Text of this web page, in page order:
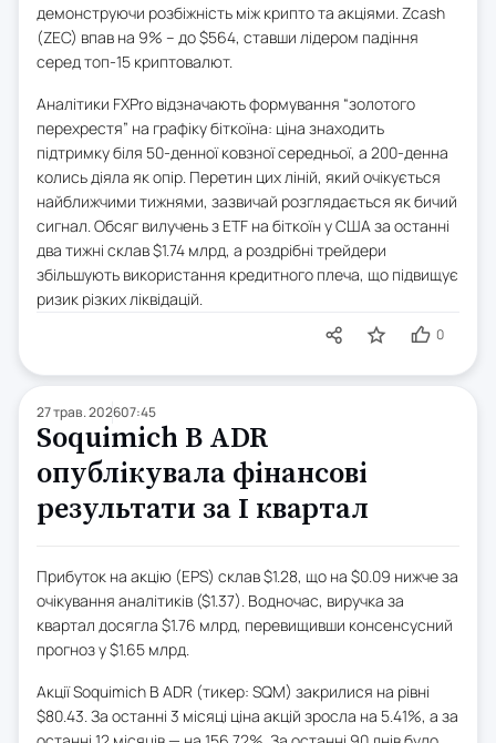
демонструючи розбіжність між крипто та акціями. Zcash
(ZEC) впав на 9% – до $564, ставши лідером падіння
серед топ-15 криптовалют.
Аналітики FXPro відзначають формування “золотого
перехрестя” на графіку біткоїна: ціна знаходить
підтримку біля 50-денної ковзної середньої, а 200-денна
колись діяла як опір. Перетин цих ліній, який очікується
найближчими тижнями, зазвичай розглядається як бичий
сигнал. Обсяг вилучень з ETF на біткоїн у США за останні
два тижні склав $1.74 млрд, а роздрібні трейдери
збільшують використання кредитного плеча, що підвищує
ризик різких ліквідацій.
0
27 трав. 202607:45
Soquimich B ADR
опублікувала фінансові
результати за I квартал
Прибуток на акцію (EPS) склав $1.28, що на $0.09 нижче за
очікування аналітиків ($1.37). Водночас, виручка за
квартал досягла $1.76 млрд, перевищивши консенсусний
прогноз у $1.65 млрд.
Акції Soquimich B ADR (тикер: SQM) закрилися на рівні
$80.43. За останні 3 місяці ціна акцій зросла на 5.41%, а за